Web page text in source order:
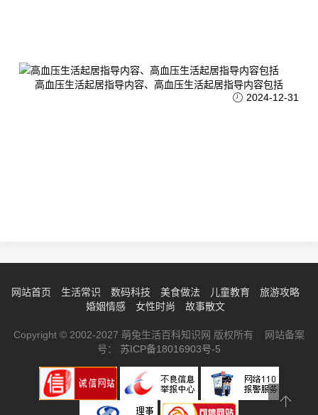
高血压生活起居指导内容、高血压生活起居指导内容包括
2024-12-31
网站首页 生活常识 数码科技 美食做法 儿童教育
旅游攻略
婚姻情感
女性时尚 故事散文
Copyright © 2002-2027 萌兔生活百科知识网 版权所有 网站备案
号： 苏ICP备18016903号-5